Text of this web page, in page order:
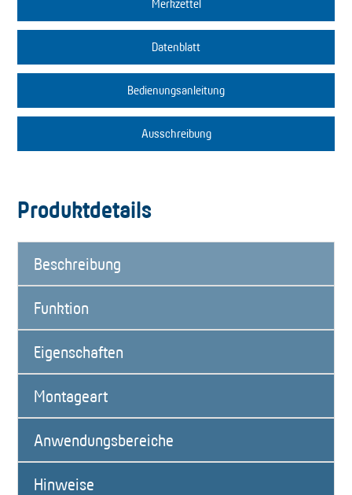
Merkzettel
Datenblatt
Bedienungsanleitung
Ausschreibung
Produktdetails
Beschreibung
Funktion
Eigenschaften
Montageart
Anwendungsbereiche
Hinweise